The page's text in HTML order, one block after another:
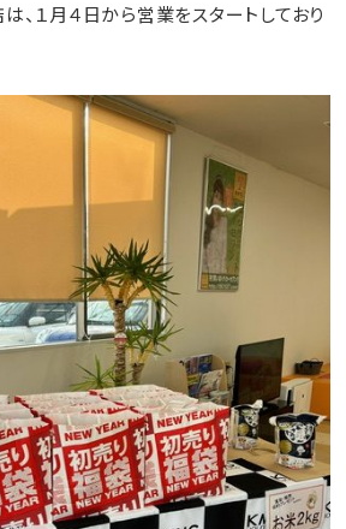
、１月４日から営業をスタートしており